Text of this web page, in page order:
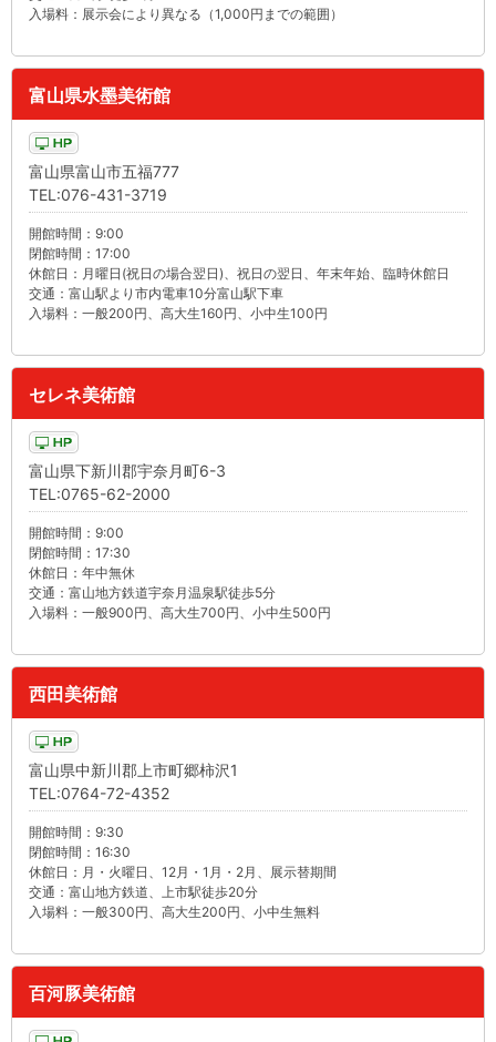
入場料：展示会により異なる（1,000円までの範囲）
富山県水墨美術館
富山県富山市五福777
TEL:076-431-3719
開館時間：9:00
閉館時間：17:00
休館日：月曜日(祝日の場合翌日)、祝日の翌日、年末年始、臨時休館日
交通：富山駅より市内電車10分富山駅下車
入場料：一般200円、高大生160円、小中生100円
セレネ美術館
富山県下新川郡宇奈月町6-3
TEL:0765-62-2000
開館時間：9:00
閉館時間：17:30
休館日：年中無休
交通：富山地方鉄道宇奈月温泉駅徒歩5分
入場料：一般900円、高大生700円、小中生500円
西田美術館
富山県中新川郡上市町郷柿沢1
TEL:0764-72-4352
開館時間：9:30
閉館時間：16:30
休館日：月・火曜日、12月・1月・2月、展示替期間
交通：富山地方鉄道、上市駅徒歩20分
入場料：一般300円、高大生200円、小中生無料
百河豚美術館